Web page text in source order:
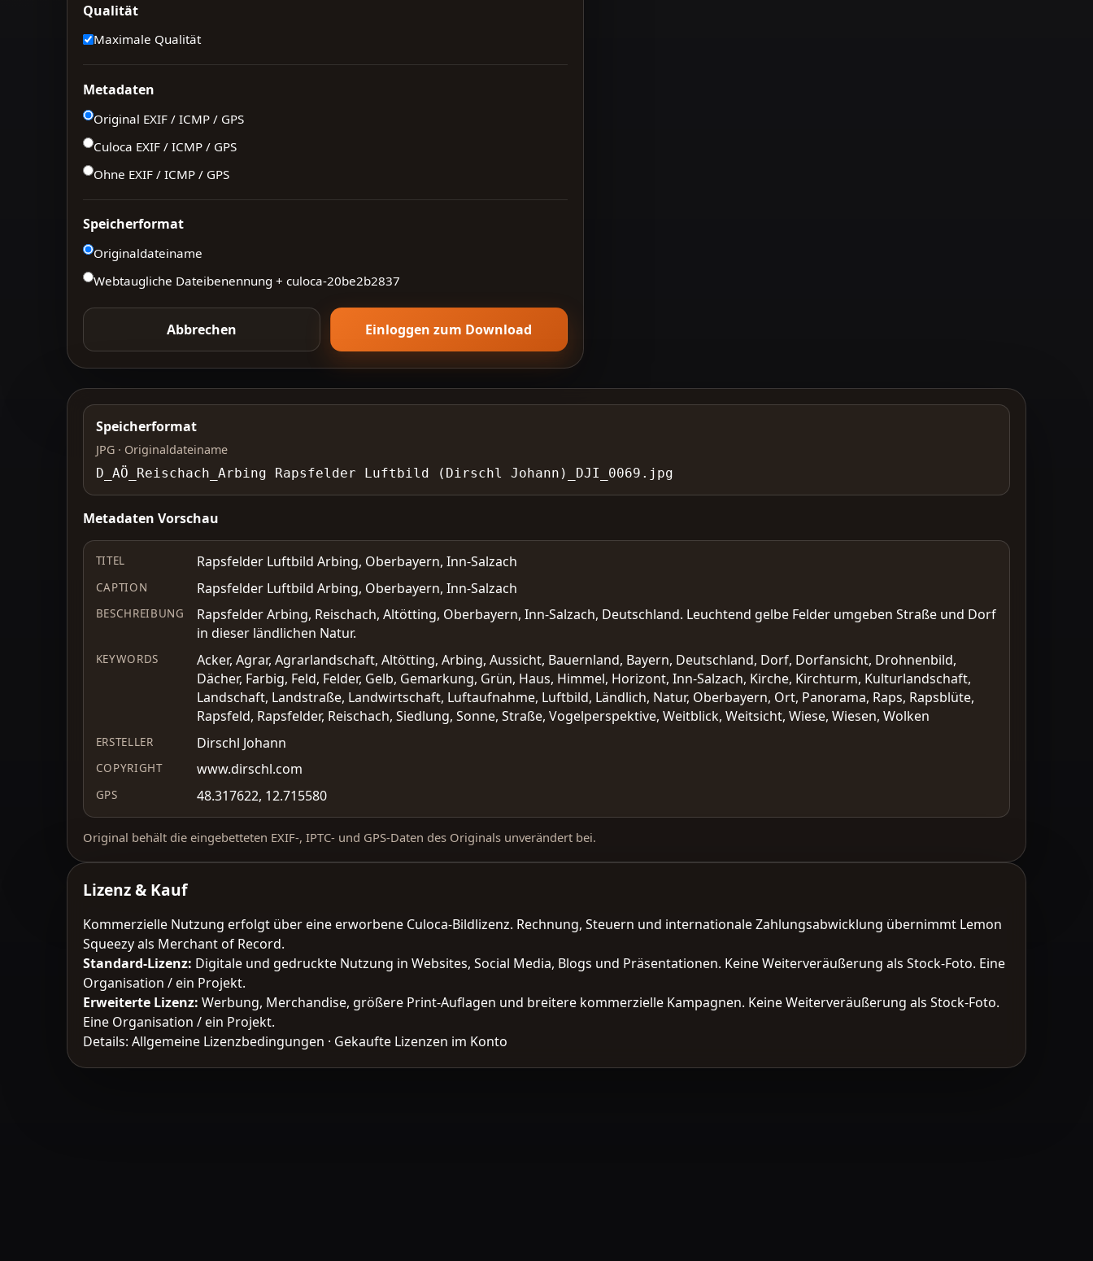
Qualität
Maximale Qualität
Metadaten
Original EXIF / ICMP / GPS
Culoca EXIF / ICMP / GPS
Ohne EXIF / ICMP / GPS
Speicherformat
Originaldateiname
Webtaugliche Dateibenennung + culoca-20be2b2837
Abbrechen Einloggen zum Download
Speicherformat
JPG · Originaldateiname
D_AÖ_Reischach_Arbing Rapsfelder Luftbild (Dirschl Johann)_DJI_0069.jpg
Metadaten Vorschau
TITEL Rapsfelder Luftbild Arbing, Oberbayern, Inn-Salzach
CAPTION Rapsfelder Luftbild Arbing, Oberbayern, Inn-Salzach
BESCHREIBUNG
Rapsfelder Arbing, Reischach, Altötting, Oberbayern, Inn-Salzach, Deutschland. Leuchtend gelbe Felder umgeben Straße und Dorf
in dieser ländlichen Natur.
KEYWORDS
Acker, Agrar, Agrarlandschaft, Altötting, Arbing, Aussicht, Bauernland, Bayern, Deutschland, Dorf, Dorfansicht, Drohnenbild,
Dächer, Farbig, Feld, Felder, Gelb, Gemarkung, Grün, Haus, Himmel, Horizont, Inn-Salzach, Kirche, Kirchturm, Kulturlandschaft,
Landschaft, Landstraße, Landwirtschaft, Luftaufnahme, Luftbild, Ländlich, Natur, Oberbayern, Ort, Panorama, Raps, Rapsblüte,
Rapsfeld, Rapsfelder, Reischach, Siedlung, Sonne, Straße, Vogelperspektive, Weitblick, Weitsicht, Wiese, Wiesen, Wolken
ERSTELLER Dirschl Johann
COPYRIGHT www.dirschl.com
GPS 48.317622, 12.715580
Original behält die eingebetteten EXIF-, IPTC- und GPS-Daten des Originals unverändert bei.
Lizenz & Kauf
Kommerzielle Nutzung erfolgt über eine erworbene Culoca-Bildlizenz. Rechnung, Steuern und internationale Zahlungsabwicklung übernimmt Lemon
Squeezy als Merchant of Record.
Standard-Lizenz: Digitale und gedruckte Nutzung in Websites, Social Media, Blogs und Präsentationen. Keine Weiterveräußerung als Stock-Foto. Eine
Organisation / ein Projekt.
Erweiterte Lizenz: Werbung, Merchandise, größere Print-Auflagen und breitere kommerzielle Kampagnen. Keine Weiterveräußerung als Stock-Foto.
Eine Organisation / ein Projekt.
Details:Allgemeine Lizenzbedingungen · Gekaufte Lizenzen im Konto